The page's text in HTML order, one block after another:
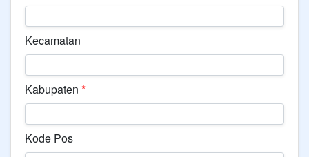
Kecamatan
Kabupaten *
Kode Pos